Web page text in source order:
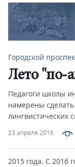
23 апреля 2016
Городской
Лето "по-
Педагоги школы
намерены
лингвистических
2015 года. С 2016